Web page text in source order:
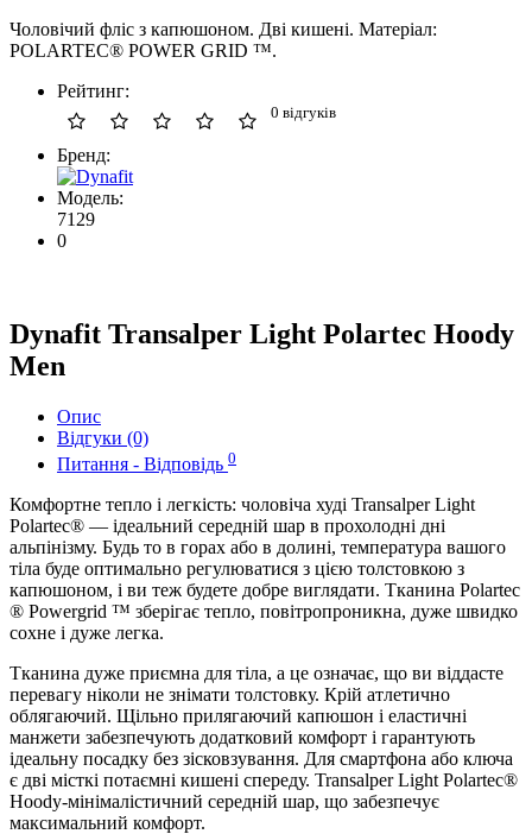
Чоловічий фліс з капюшоном. Дві кишені. Матеріал:
POLARTEC® POWER GRID ™.
Рейтинг:
0 відгуків
Бренд:
Модель:
7129
0
Dynafit Transalper Light Polartec Hoody
Men
Опис
Відгуки (0)
Питання - Відповідь 0
Комфортне тепло і легкість: чоловіча худі Transalper Light
Polartec® — ідеальний середній шар в прохолодні дні
альпінізму. Будь то в горах або в долині, температура вашого
тіла буде оптимально регулюватися з цією толстовкою з
капюшоном, і ви теж будете добре виглядати. Тканина Polartec
® Powergrid ™ зберігає тепло, повітропроникна, дуже швидко
сохне і дуже легка.
Тканина дуже приємна для тіла, а це означає, що ви віддасте
перевагу ніколи не знімати толстовку. Крій атлетично
облягаючий. Щільно прилягаючий капюшон і еластичні
манжети забезпечують додатковий комфорт і гарантують
ідеальну посадку без зісковзування. Для смартфона або ключа
є дві місткі потаємні кишені спереду. Transalper Light Polartec®
Hoody-мінімалістичний середній шар, що забезпечує
максимальний комфорт.